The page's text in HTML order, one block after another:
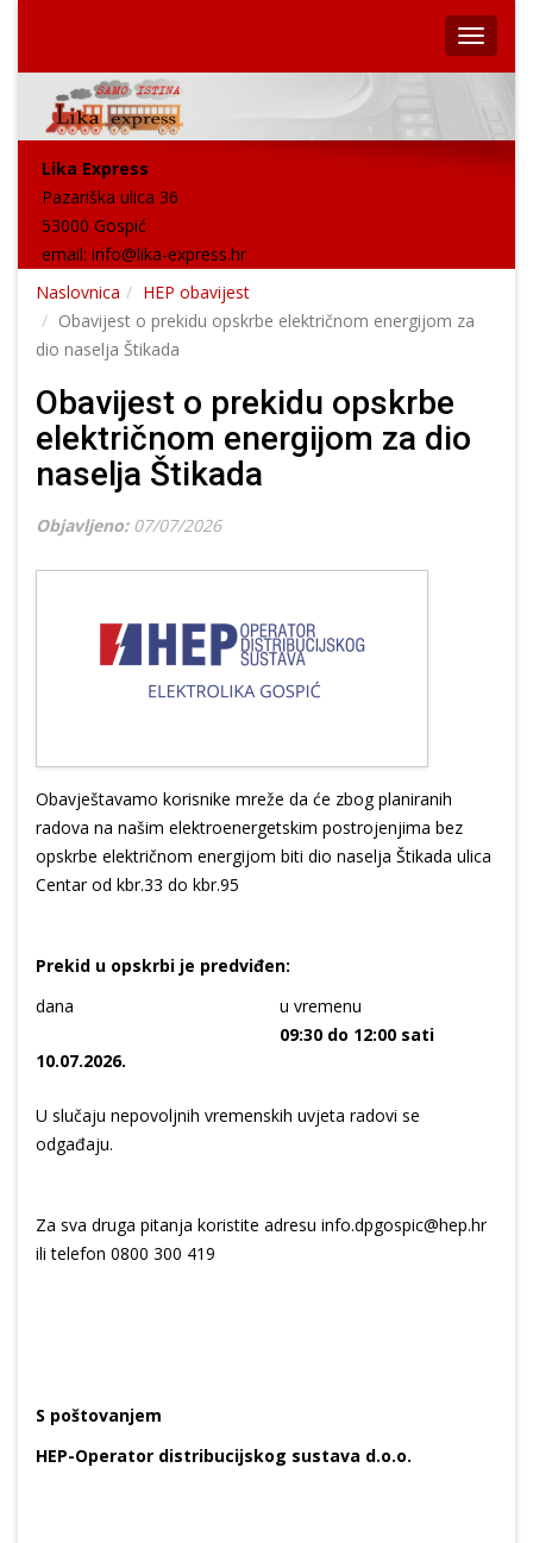
Lika Express
Pazariška ulica 36
53000 Gospić
email: info@lika-express.hr
Naslovnica
HEP obavijest
Obavijest o prekidu opskrbe električnom energijom za
dio naselja Štikada
Obavijest o prekidu opskrbe
električnom energijom za dio
naselja Štikada
Objavljeno: 07/07/2026
Obavještavamo korisnike mreže da će zbog planiranih
radova na našim elektroenergetskim postrojenjima bez
opskrbe električnom energijom biti dio naselja Štikada ulica
Centar od kbr.33 do kbr.95
Prekid u opskrbi je predviđen:
dana
u vremenu
10.07.2026.
09:30 do 12:00 sati
U slučaju nepovoljnih vremenskih uvjeta radovi se
odgađaju.
Za sva druga pitanja koristite adresu info.dpgospic@hep.hr
ili telefon 0800 300 419
S poštovanjem
HEP-Operator distribucijskog sustava d.o.o.